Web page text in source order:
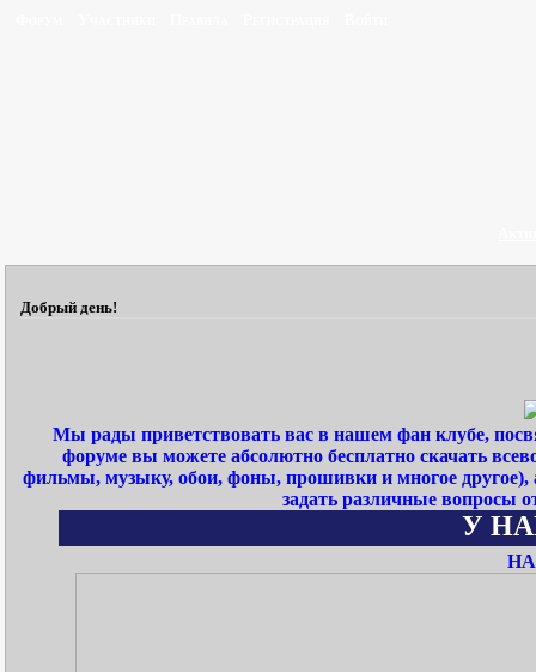
Добрый день!
Мы рады приветствовать вас в нашем фан клубе,
форуме вы можете абсолютно бесплатно скачать
фильмы, музыку, обои, фоны, прошивки и многое
задать различные вопросы
У